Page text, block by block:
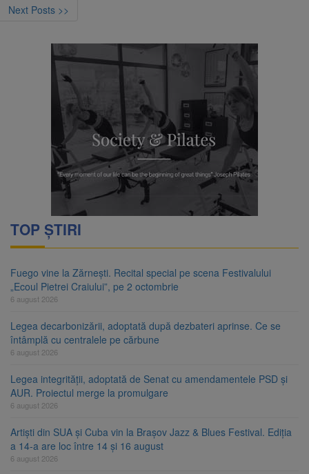
Next Posts >>
TOP ȘTIRI
Fuego vine la Zărnești. Recital special pe scena Festivalului
„Ecoul Pietrei Craiului”, pe 2 octombrie
6 august 2026
Legea decarbonizării, adoptată după dezbateri aprinse. Ce se
întâmplă cu centralele pe cărbune
6 august 2026
Legea integrității, adoptată de Senat cu amendamentele PSD și
AUR. Proiectul merge la promulgare
6 august 2026
Artiști din SUA și Cuba vin la Brașov Jazz & Blues Festival. Ediția
a 14-a are loc între 14 și 16 august
6 august 2026